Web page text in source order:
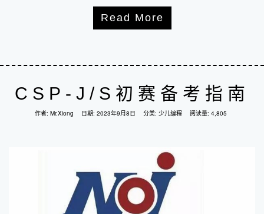
Read More
CSP-J/S初赛备考指南
作者: Mr.Xiong 日期: 2023年9月8日 分类: 少儿编程 阅读量: 4,805